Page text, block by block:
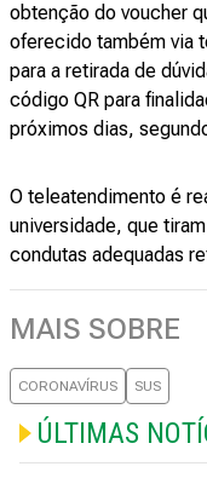
obtenção do voucher
oferecido também via
para a retirada de
código QR para
próximos dias,
O teleatendimento é
universidade, que
condutas adequadas
MAIS SOBRE
CORONAVÍRUS SUS
ÚLTIMAS